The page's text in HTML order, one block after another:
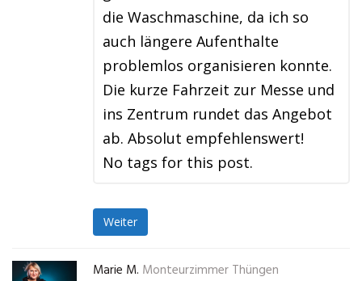
die Waschmaschine, da ich so
auch längere Aufenthalte
problemlos organisieren konnte.
Die kurze Fahrzeit zur Messe und
ins Zentrum rundet das Angebot
ab. Absolut empfehlenswert!
No tags for this post.
Weiter
Marie M. Monteurzimmer Thüngen